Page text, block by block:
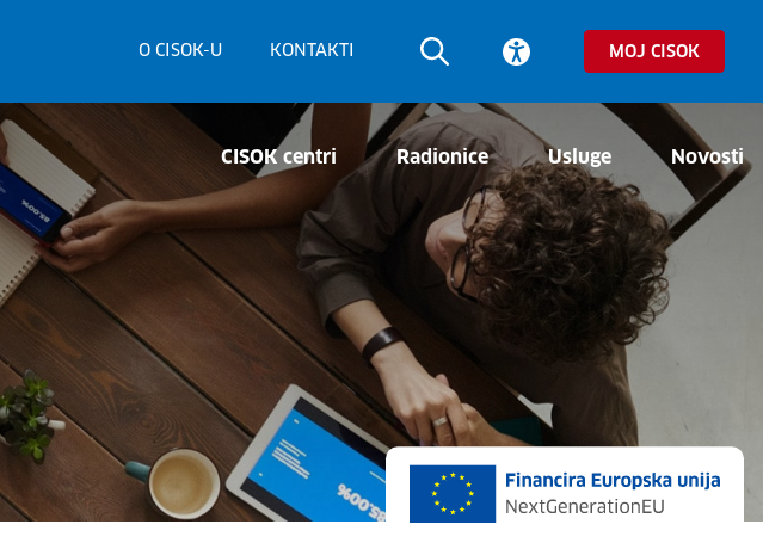
O CISOK-U KONTAKTI MOJ CISOK
CISOK centri Radionice Usluge Novosti